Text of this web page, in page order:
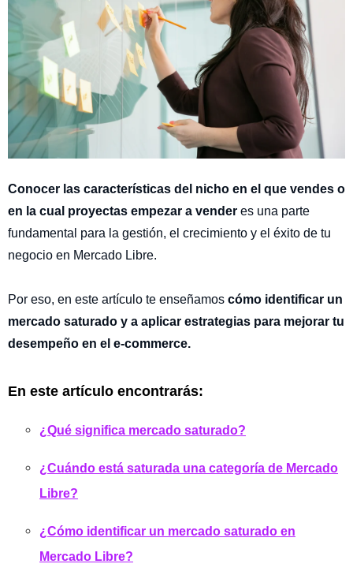
Conocer las características del nicho en el que vendes o
en la cual proyectas empezar a vender es una parte
fundamental para la gestión, el crecimiento y el éxito de tu
negocio en Mercado Libre.
Por eso, en este artículo te enseñamos cómo identificar un
mercado saturado y a aplicar estrategias para mejorar tu
desempeño en el e-commerce.
En este artículo encontrarás:
¿Qué significa mercado saturado?
¿Cuándo está saturada una categoría de Mercado
Libre?
¿Cómo identificar un mercado saturado en
Mercado Libre?